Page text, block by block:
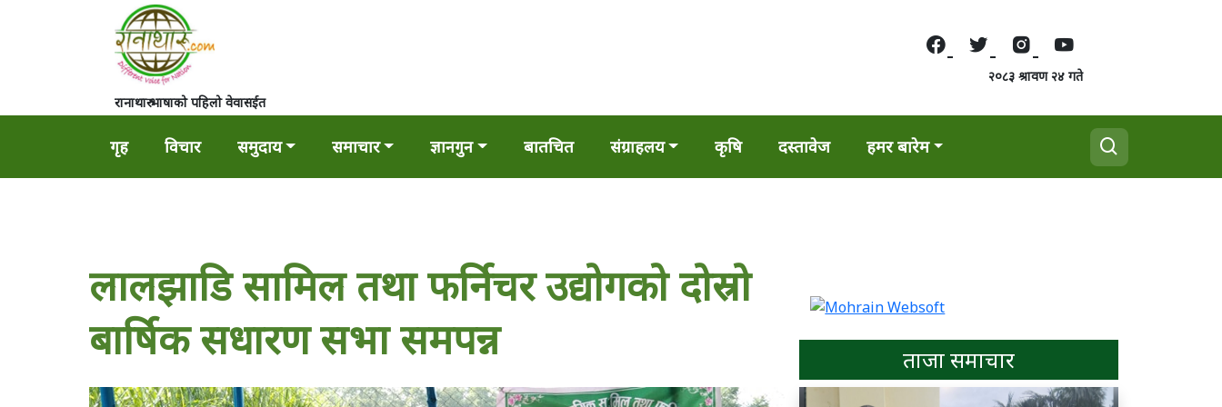
रानाथारु भाषाको पहिलो वेवासईत
२०८३ श्रावण २४ गते
गृह विचार समुदाय समाचार ज्ञानगुन बातचित संग्राहलय कृषि दस्तावेज हमर बारेम
लालझाडि सामिल तथा फर्निचर उद्योगको दोस्रो
बार्षिक सधारण सभा समपन्न
ताजा समाचार